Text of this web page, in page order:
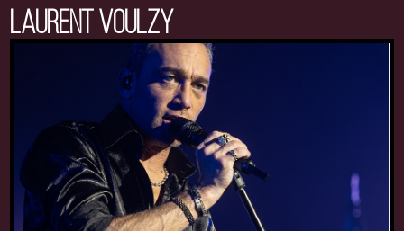
LAURENT VOULZY